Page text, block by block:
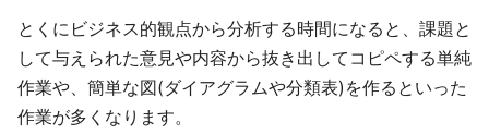
とくにビジネス的観点から分析する時間になると、課題と
して与えられた意見や内容から抜き出してコピペする単純
作業や、簡単な図(ダイアグラムや分類表)を作るといった
作業が多くなります。